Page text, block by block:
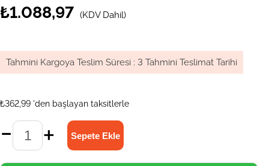
₺1.088,97 (KDV Dahil)
Tahmini Kargoya Teslim Süresi : 3 Tahmini Teslimat Tarihi
₺362,99 'den başlayan taksitlerle